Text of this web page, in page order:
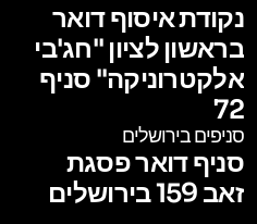
נקודת איסוף דואר
בראשון לציון "חג'בי
אלקטרוניקה" סניף
72
סניפים בירושלים
סניף דואר פסגת
זאב 159 בירושלים